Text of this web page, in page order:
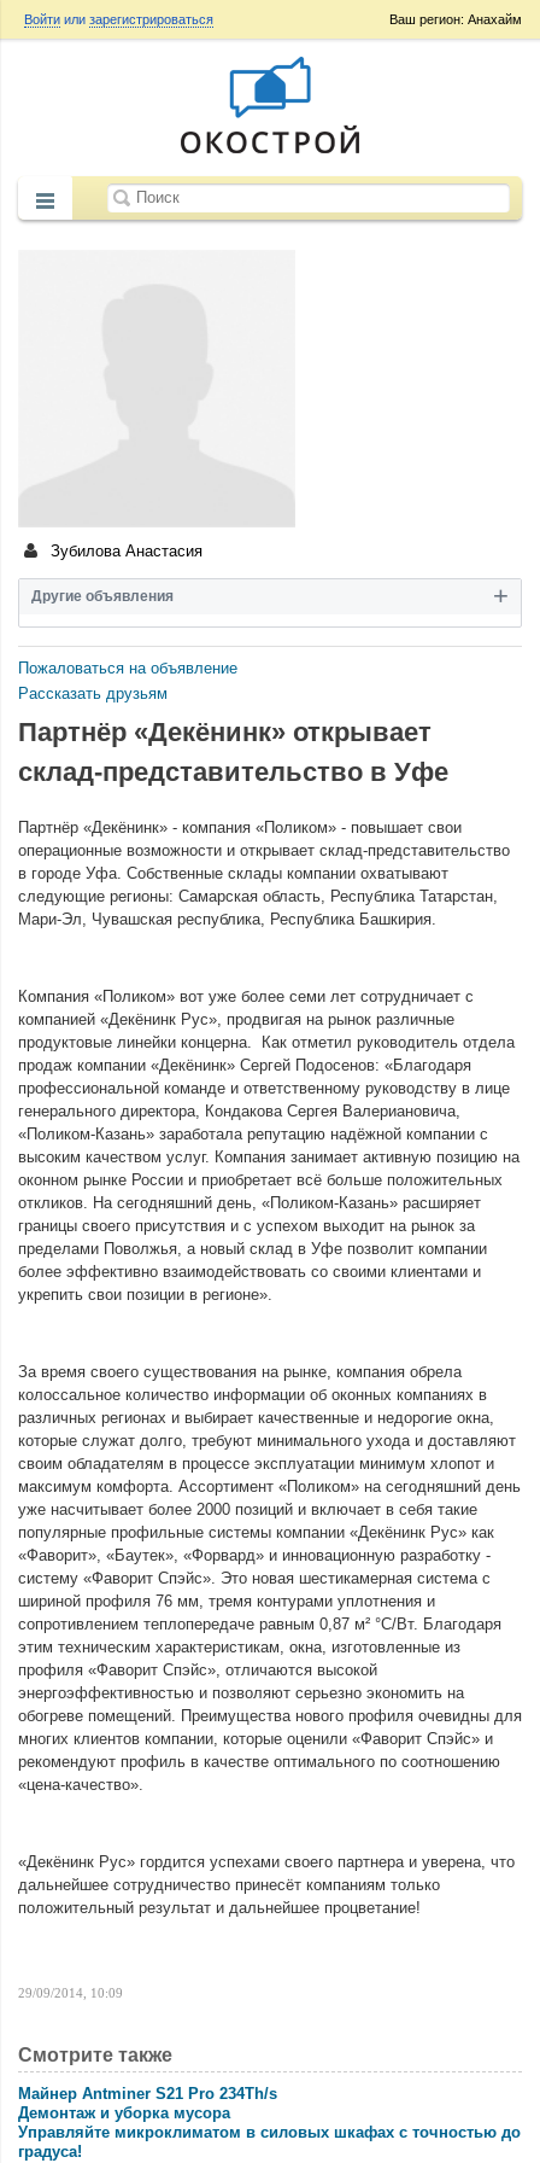
Ваш регион: Анахайм
Войти или зарегистрироваться
Зубилова Анастасия
Другие объявления
Пожаловаться на объявление
Рассказать друзьям
Партнёр «Декёнинк» открывает
склад-представительство в Уфе
Партнёр «Декёнинк» - компания «Поликом» - повышает свои
операционные возможности и открывает склад-представительство
в городе Уфа. Собственные склады компании охватывают
следующие регионы: Самарская область, Республика Татарстан,
Мари-Эл, Чувашская республика, Республика Башкирия.
Компания «Поликом» вот уже более семи лет сотрудничает с
компанией «Декёнинк Рус», продвигая на рынок различные
продуктовые линейки концерна. Как отметил руководитель отдела
продаж компании «Декёнинк» Сергей Подосенов: «Благодаря
профессиональной команде и ответственному руководству в лице
генерального директора, Кондакова Сергея Валериановича,
«Поликом-Казань» заработала репутацию надёжной компании с
высоким качеством услуг. Компания занимает активную позицию на
оконном рынке России и приобретает всё больше положительных
откликов. На сегодняшний день, «Поликом-Казань» расширяет
границы своего присутствия и с успехом выходит на рынок за
пределами Поволжья, а новый склад в Уфе позволит компании
более эффективно взаимодействовать со своими клиентами и
укрепить свои позиции в регионе».
За время своего существования на рынке, компания обрела
колоссальное количество информации об оконных компаниях в
различных регионах и выбирает качественные и недорогие окна,
которые служат долго, требуют минимального ухода и доставляют
своим обладателям в процессе эксплуатации минимум хлопот и
максимум комфорта. Ассортимент «Поликом» на сегодняшний день
уже насчитывает более 2000 позиций и включает в себя такие
популярные профильные системы компании «Декёнинк Рус» как
«Фаворит», «Баутек», «Форвард» и инновационную разработку -
систему «Фаворит Спэйс». Это новая шестикамерная система с
шириной профиля 76 мм, тремя контурами уплотнения и
сопротивлением теплопередаче равным 0,87 м² °С/Вт. Благодаря
этим техническим характеристикам, окна, изготовленные из
профиля «Фаворит Спэйс», отличаются высокой
энергоэффективностью и позволяют серьезно экономить на
обогреве помещений. Преимущества нового профиля очевидны для
многих клиентов компании, которые оценили «Фаворит Спэйс» и
рекомендуют профиль в качестве оптимального по соотношению
«цена-качество».
«Декёнинк Рус» гордится успехами своего партнера и уверена, что
дальнейшее сотрудничество принесёт компаниям только
положительный результат и дальнейшее процветание!
29/09/2014, 10:09
Смотрите также
Майнер Antminer S21 Pro 234Th/s
Демонтаж и уборка мусора
Управляйте микроклиматом в силовых шкафах с точностью до
градуса!